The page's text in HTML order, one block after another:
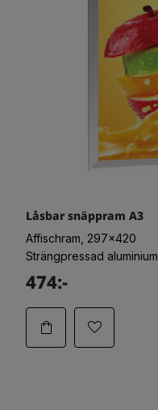
Låsbar snäppram A3
Affischram, 297x420
Strängpressad aluminium
474:-